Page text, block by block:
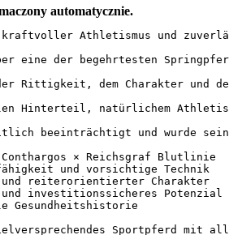
automatycznie.
Athletismus und
über eine der begehrtesten
Rittigkeit, dem Charakter und
Hinterteil, natürlichem
beeinträchtigt und wurde
× Reichsgraf Blutlinie
und vorsichtige Technik
reiterorientierter Charakter
und investitionssicheres
Gesundheitshistorie
Sportpferd